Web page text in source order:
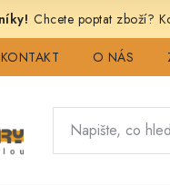
Chcete poptat zboží?
KONTAKT O NÁS